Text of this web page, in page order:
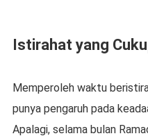
Istirahat yang
Memperoleh waktu
punya pengaruh pada
Apalagi, selama bulan